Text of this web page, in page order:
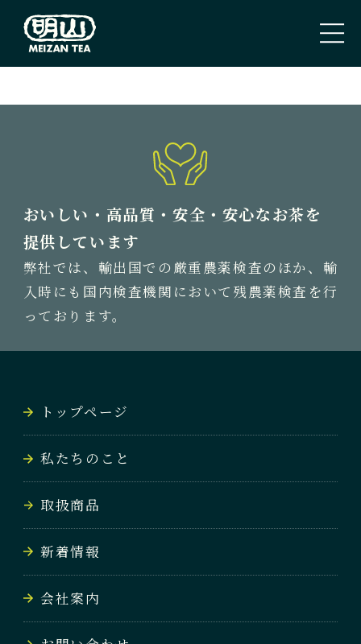
ABOUT US
取扱商品
TEA
新着情報
会社案内
COMPANY
お問い合わせ
おいしい・高品質・安全・安心なお茶を
提供しています
弊社では、輸出国での厳重農薬検査のほか、輸
入時にも国内検査機関において残農薬検査を行
っております。
トップページ
私たちのこと
取扱商品
新着情報
会社案内